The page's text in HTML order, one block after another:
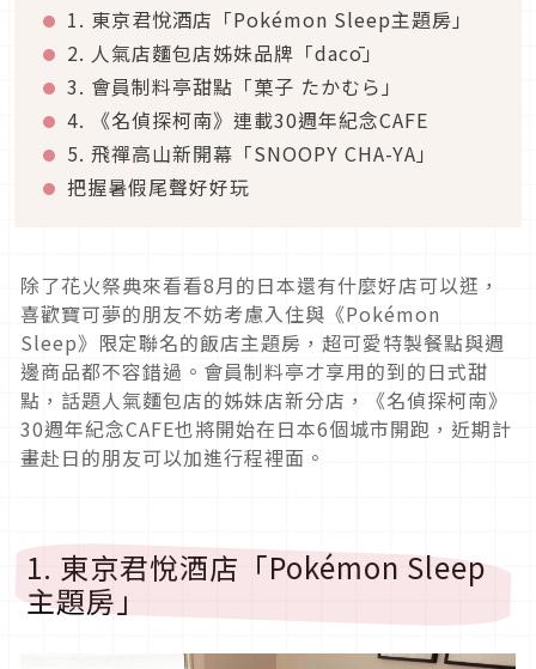
1. 東京君悅酒店「Pokémon Sleep主題房」
2. 人氣店麵包店姊妹品牌「dacō」
3. 會員制料亭甜點「菓子 たかむら」
4. 《名偵探柯南》連載30週年紀念CAFE
5. 飛禪高山新開幕「SNOOPY CHA-YA」
把握暑假尾聲好好玩
除了花火祭典來看看8月的日本還有什麼好店可以逛，
喜歡寶可夢的朋友不妨考慮入住與《Pokémon
Sleep》限定聯名的飯店主題房，超可愛特製餐點與週
邊商品都不容錯過。會員制料亭才享用的到的日式甜
點，話題人氣麵包店的姊妹店新分店，《名偵探柯南》
30週年紀念CAFE也將開始在日本6個城市開跑，近期計
畫赴日的朋友可以加進行程裡面。
1. 東京君悅酒店「Pokémon Sleep
主題房」